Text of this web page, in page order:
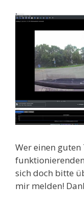
Wer einen
sich doch bitte
mir melden!